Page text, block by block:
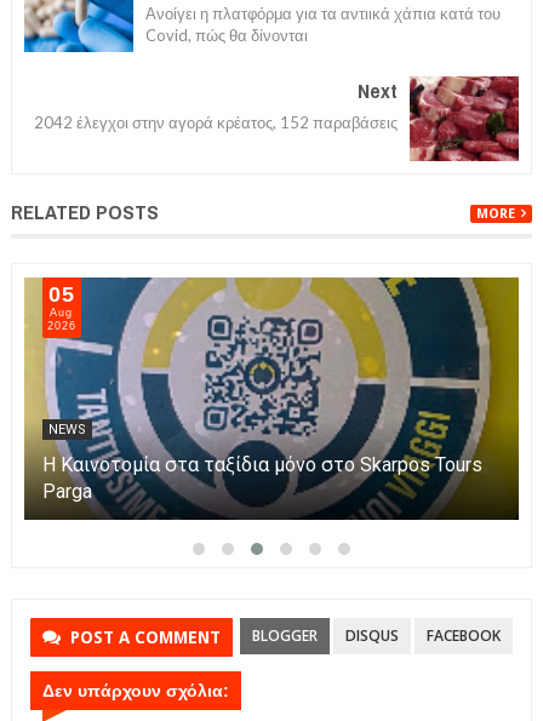
Ανοίγει η πλατφόρμα για τα αντιικά χάπια κατά του
Covid, πώς θα δίνονται
Next
2042 έλεγχοι στην αγορά κρέατος, 152 παραβάσεις
RELATED POSTS MORE
05
Aug
2026
NEWS
Η Καινοτομία στα ταξίδια μόνο στο Skarpos Tours
Parga
POST A COMMENT BLOGGER DISQUS FACEBOOK
Δεν υπάρχουν σχόλια: